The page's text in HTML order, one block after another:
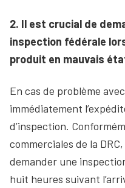
2. Il est crucial de
inspection fédérale
produit en mauvais
En cas de problème
immédiatement
d’inspection.
commerciales de la
demander une
huit heures suivant